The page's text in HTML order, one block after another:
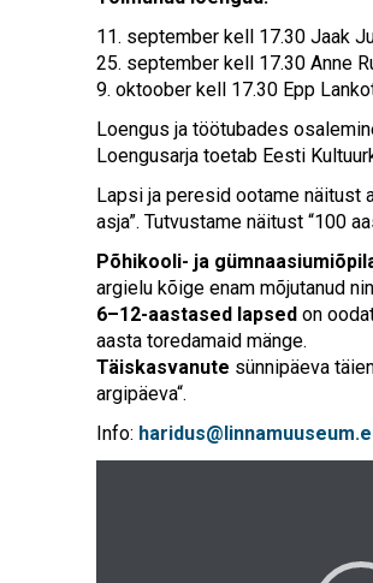
11. september kell 17.30 Jaak
25. september kell 17.30 Anne
9. oktoober kell 17.30 Epp
Loengus ja töötubades
Loengusarja toetab Eesti
Lapsi ja peresid ootame näitust
asja”. Tutvustame näitust “100
Põhikooli- ja
argielu kõige enam mõjutanud
6–12-aastased lapsed on
aasta toredamaid mänge.
Täiskasvanute sünnipäeva
argipäeva“.
Info: